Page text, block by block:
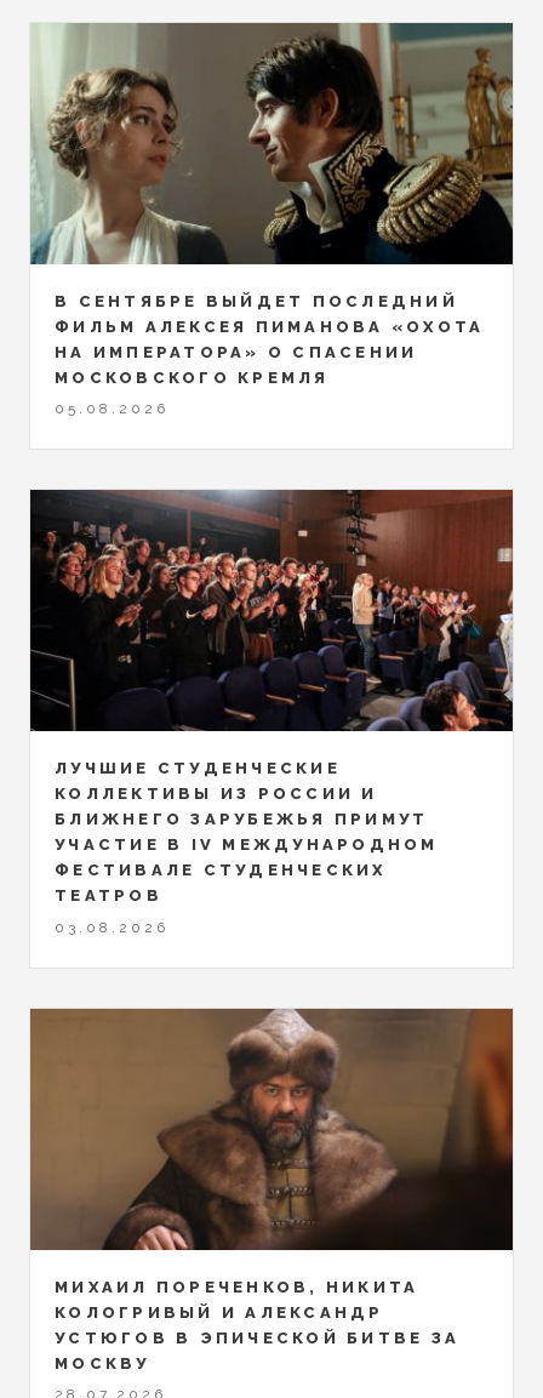
В СЕНТЯБРЕ ВЫЙДЕТ ПОСЛЕДНИЙ
ФИЛЬМ АЛЕКСЕЯ ПИМАНОВА «ОХОТА
НА ИМПЕРАТОРА» О СПАСЕНИИ
МОСКОВСКОГО КРЕМЛЯ
05.08.2026
ЛУЧШИЕ СТУДЕНЧЕСКИЕ
КОЛЛЕКТИВЫ ИЗ РОССИИ И
БЛИЖНЕГО ЗАРУБЕЖЬЯ ПРИМУТ
УЧАСТИЕ В IV МЕЖДУНАРОДНОМ
ФЕСТИВАЛЕ СТУДЕНЧЕСКИХ
ТЕАТРОВ
03.08.2026
МИХАИЛ ПОРЕЧЕНКОВ, НИКИТА
КОЛОГРИВЫЙ И АЛЕКСАНДР
УСТЮГОВ В ЭПИЧЕСКОЙ БИТВЕ ЗА
МОСКВУ